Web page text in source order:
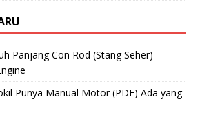
Panjang Con Rod (Stang Seher)
Punya Manual Motor (PDF) Ada yang